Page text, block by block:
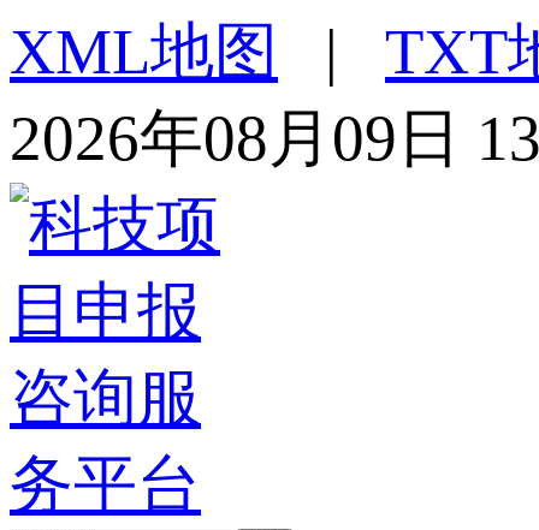
XML地图 | TXT
2026年08月09日